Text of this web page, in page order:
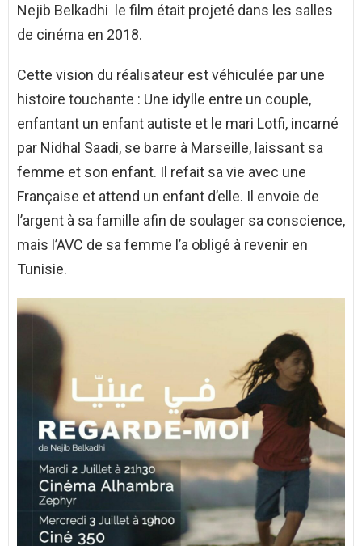
Nejib Belkadhi le film était projeté dans les salles
de cinéma en 2018.
Cette vision du réalisateur est véhiculée par une
histoire touchante : Une idylle entre un couple,
enfantant un enfant autiste et le mari Lotfi, incarné
par Nidhal Saadi, se barre à Marseille, laissant sa
femme et son enfant. Il refait sa vie avec une
Française et attend un enfant d’elle. Il envoie de
l’argent à sa famille afin de soulager sa conscience,
mais l’AVC de sa femme l’a obligé à revenir en
Tunisie.